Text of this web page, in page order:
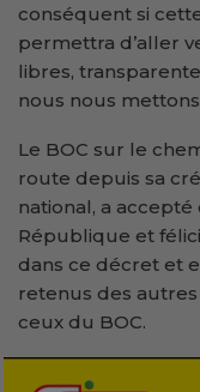
conséquent si
permettra d’aller
libres,
nous nous
Le BOC sur le
route depuis sa
national, a
République et
dans ce décret et
retenus des autres
ceux du BOC.